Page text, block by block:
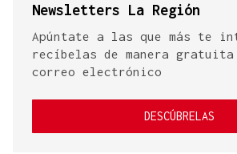
Newsletters La Región
Apúntate a las que más te
recíbelas de manera
correo electrónico
DESCÚBRELAS